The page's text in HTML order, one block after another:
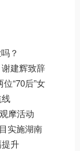
？
建辉致辞
“70后”女
摩活动
实施湖南
升